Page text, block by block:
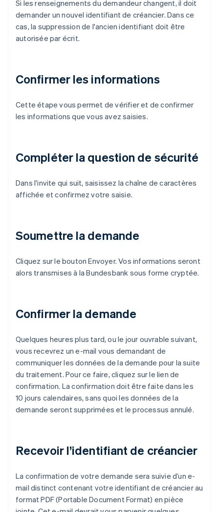
Si les renseignements du demandeur changent, il doit
demander un nouvel identifiant de créancier. Dans ce
cas, la suppression de l'ancien identifiant doit être
autorisée par écrit.
Confirmer les informations
Cette étape vous permet de vérifier et de confirmer
les informations que vous avez saisies.
Compléter la question de sécurité
Dans l'invite qui suit, saisissez la chaîne de caractères
affichée et confirmez votre saisie.
Soumettre la demande
Cliquez sur le bouton Envoyer. Vos informations seront
alors transmises à la Bundesbank sous forme cryptée.
Confirmer la demande
Quelques heures plus tard, ou le jour ouvrable suivant,
vous recevrez un e-mail vous demandant de
communiquer les données de la demande pour la suite
du traitement. Pour ce faire, cliquez sur le lien de
confirmation. La confirmation doit être faite dans les
10 jours calendaires, sans quoi les données de la
demande seront supprimées et le processus annulé.
Recevoir l’identifiant de créancier
La confirmation de votre demande sera suivie d’un e-
mail distinct contenant votre identifiant de créancier au
format PDF (Portable Document Format) en pièce